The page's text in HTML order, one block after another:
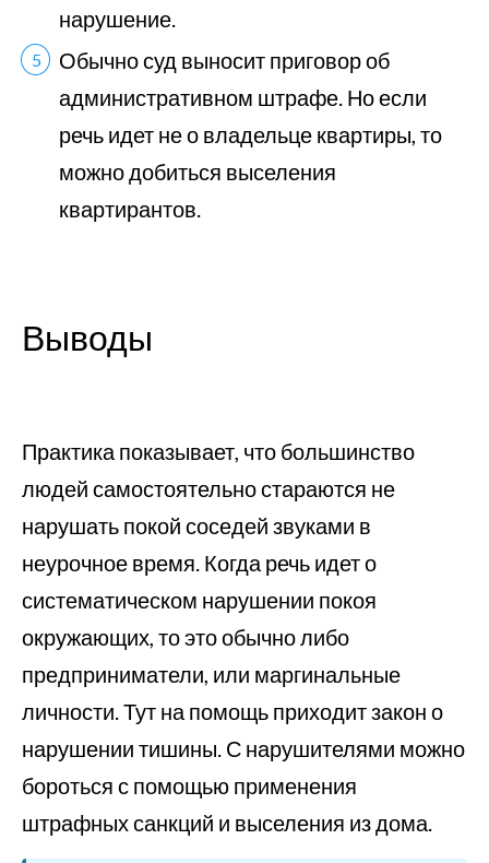
нарушение.
Обычно суд выносит приговор об
административном штрафе. Но если
речь идет не о владельце квартиры, то
можно добиться выселения
квартирантов.
Выводы
Практика показывает, что большинство
людей самостоятельно стараются не
нарушать покой соседей звуками в
неурочное время. Когда речь идет о
систематическом нарушении покоя
окружающих, то это обычно либо
предприниматели, или маргинальные
личности. Тут на помощь приходит закон о
нарушении тишины. С нарушителями можно
бороться с помощью применения
штрафных санкций и выселения из дома.